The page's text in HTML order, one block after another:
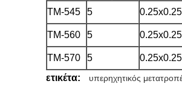
TM-545 5
TM-560 5
TM-570 5
ετικέτα:
υπερηχητικός